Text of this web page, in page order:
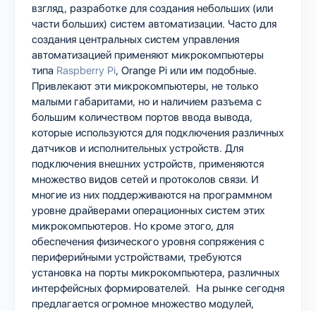
взгляд, разработке для создания небольших (или
части больших) систем автоматизации. Часто для
создания центральных систем управления
автоматизацией применяют микрокомпьютеры
типа Raspberry Pi, Orange Pi или им подобные.
Привлекают эти микрокомпьютеры, не только
малыми габаритами, но и наличием разъема с
большим количеством портов ввода вывода,
которые используются для подключения различных
датчиков и исполнительных устройств. Для
подключения внешних устройств, применяются
множество видов сетей и протоколов связи. И
многие из них поддерживаются на программном
уровне драйверами операционных систем этих
микрокомпьютеров. Но кроме этого, для
обеспечения физического уровня сопряжения с
периферийными устройствами, требуются
установка на порты микрокомпьютера, различных
интерфейсных формирователей. На рынке сегодня
предлагается огромное множество модулей,